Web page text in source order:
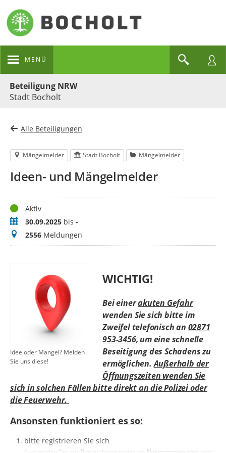
MENÜ
Beteiligung NRW
Stadt Bocholt
Alle Beteiligungen
Mängelmelder Stadt Bocholt Mängelmelder
Ideen- und Mängelmelder
StatusAktiv
Zeitraum30.09.2025 bis -
Meldungen
2556 Meldungen
Idee oder Mangel? Melden
Sie uns diese!
WICHTIG!
Bei einerakuten Gefahr
wenden Sie sich bitte im
Zweifel telefonisch an 02871
953-3456, um eine schnelle
Beseitigung des Schadens zu
ermöglichen.Außerhalb der
Öffnungszeiten wenden Sie
sich in solchen Fällen bitte direkt an die Polizei oder
die Feuerwehr.
Ansonsten funktioniert es so:
bitte registrieren Sie sich